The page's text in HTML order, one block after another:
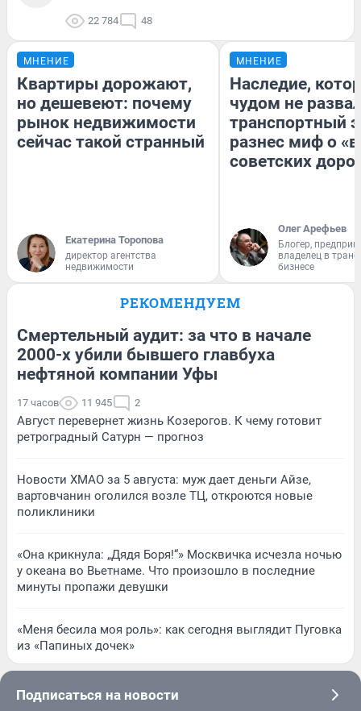
22 784 48
МНЕНИЕ
Квартиры дорожают,
но дешевеют: почему
рынок недвижимости
сейчас такой странный
Екатерина Торопова
директор агентства
недвижимости
МНЕНИЕ
Наследие,
чудом не
транспортный
разнес миф о
советских
Олег Арефьев
Блогер,
владелец в
бизнесе
РЕКОМЕНДУЕМ
Смертельный аудит: за что в начале
2000-х убили бывшего главбуха
нефтяной компании Уфы
17 часов 11 945 2
Август перевернет жизнь Козерогов. К чему готовит
ретроградный Сатурн — прогноз
Новости ХМАО за 5 августа: муж дает деньги Айзе,
вартовчанин оголился возле ТЦ, откроются новые
поликлиники
«Она крикнула: „Дядя Боря!“» Москвичка исчезла ночью
у океана во Вьетнаме. Что произошло в последние
минуты пропажи девушки
«Меня бесила моя роль»: как сегодня выглядит Пуговка
из «Папиных дочек»
Подписаться на новости